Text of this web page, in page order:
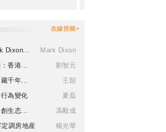
在線投稿+
Dixon...
Mark Dixon
香港...
劉智元
千年...
王韶
為變化
夏磊
生态...
馮毅成
調房地産
楊光華